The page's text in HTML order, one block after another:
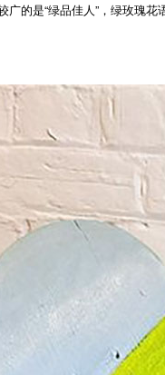
是“绿品佳人”，绿玫瑰花